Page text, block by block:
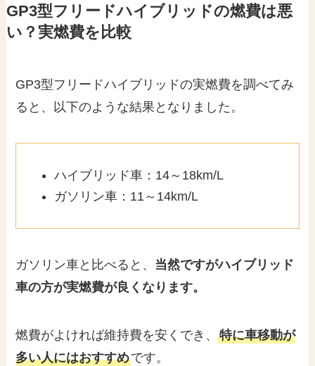
GP3型フリードハイブリッドの燃費は悪
い？実燃費を比較
GP3型フリードハイブリッドの実燃費を調べてみ
ると、以下のような結果となりました。
ハイブリッド車：14～18km/L
ガソリン車：11～14km/L
ガソリン車と比べると、 当然ですがハイブリッド
車の方が実燃費が良くなります。
燃費がよければ維持費を安くでき、特に車移動が
多い人にはおすすめです。